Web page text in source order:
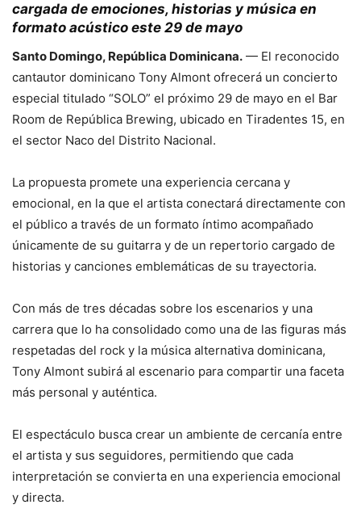
cargada de emociones, historias y música en
formato acústico este 29 de mayo
Santo Domingo, República Dominicana. — El reconocido
cantautor dominicano Tony Almont ofrecerá un concierto
especial titulado “SOLO” el próximo 29 de mayo en el Bar
Room de República Brewing, ubicado en Tiradentes 15, en
el sector Naco del Distrito Nacional.
La propuesta promete una experiencia cercana y
emocional, en la que el artista conectará directamente con
el público a través de un formato íntimo acompañado
únicamente de su guitarra y de un repertorio cargado de
historias y canciones emblemáticas de su trayectoria.
Con más de tres décadas sobre los escenarios y una
carrera que lo ha consolidado como una de las figuras más
respetadas del rock y la música alternativa dominicana,
Tony Almont subirá al escenario para compartir una faceta
más personal y auténtica.
El espectáculo busca crear un ambiente de cercanía entre
el artista y sus seguidores, permitiendo que cada
interpretación se convierta en una experiencia emocional
y directa.